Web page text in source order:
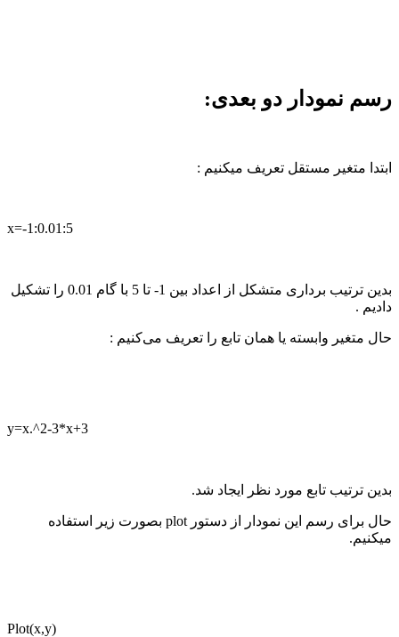
رسم نمودار دو بعدی:
ابتدا متغیر مستقل تعریف میکنیم :
x=-1:0.01:5
بدین ترتیب برداری متشکل از اعداد بین 1- تا 5
با گام 0.01 را تشکیل
دادیم .
حال متغیر وابسته یا همان تابع را تعریف می‌کنیم :‌
y=x.^2-3*x+3
بدین ترتیب تابع مورد نظر ایجاد شد.
حال برای رسم این نمودار از دستور plot بصورت زیر استفاده
میکنیم.
Plot(x,y)